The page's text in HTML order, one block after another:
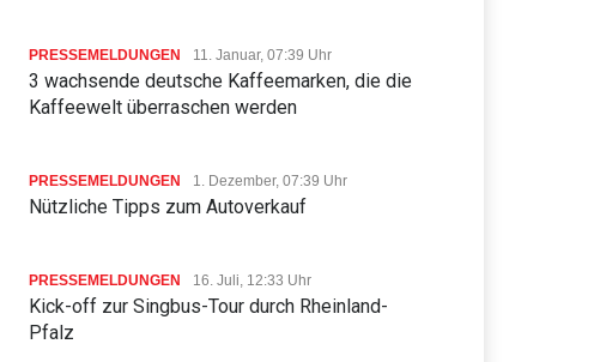
PRESSEMELDUNGEN 11. Januar, 07:39 Uhr
3 wachsende deutsche Kaffeemarken, die die
Kaffeewelt überraschen werden
PRESSEMELDUNGEN 1. Dezember, 07:39 Uhr
Nützliche Tipps zum Autoverkauf
PRESSEMELDUNGEN 16. Juli, 12:33 Uhr
Kick-off zur Singbus-Tour durch Rheinland-
Pfalz